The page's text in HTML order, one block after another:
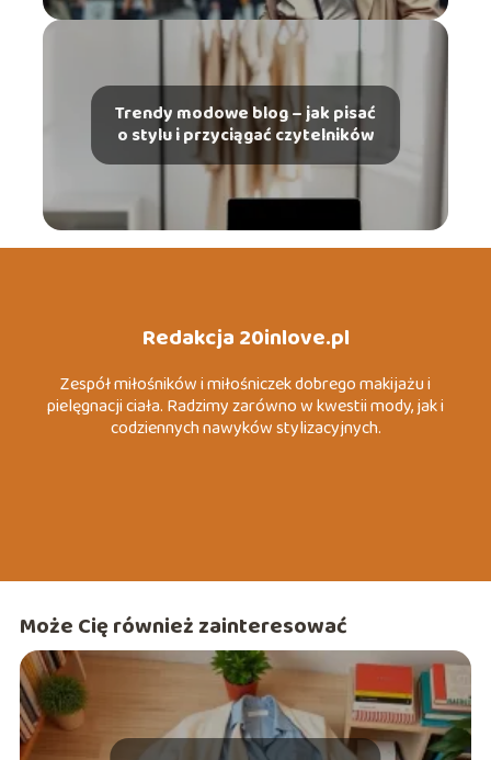
Trendy modowe blog – jak pisać
o stylu i przyciągać czytelników
Redakcja 20inlove.pl
Zespół miłośników i miłośniczek dobrego makijażu i
pielęgnacji ciała. Radzimy zarówno w kwestii mody, jak i
codziennych nawyków stylizacyjnych.
Może Cię również zainteresować